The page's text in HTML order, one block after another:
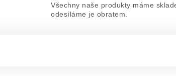
Všechny naše produkty máme
odesíláme je obratem.